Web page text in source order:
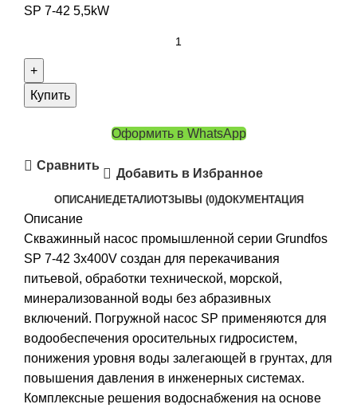
SP 7-42 5,5kW
Купить
Оформить в WhatsApp
Сравнить
Добавить в Избранное
ОПИСАНИЕДЕТАЛИОТЗЫВЫ (0)ДОКУМЕНТАЦИЯ
Описание
Скважинный насос промышленной серии Grundfos
SP 7-42 3x400V создан для перекачивания
питьевой, обработки технической, морской,
минерализованной воды без абразивных
включений. Погружной насос SP применяются для
водообеспечения оросительных гидросистем,
понижения уровня воды залегающей в грунтах, для
повышения давления в инженерных системах.
Комплексные решения водоснабжения на основе